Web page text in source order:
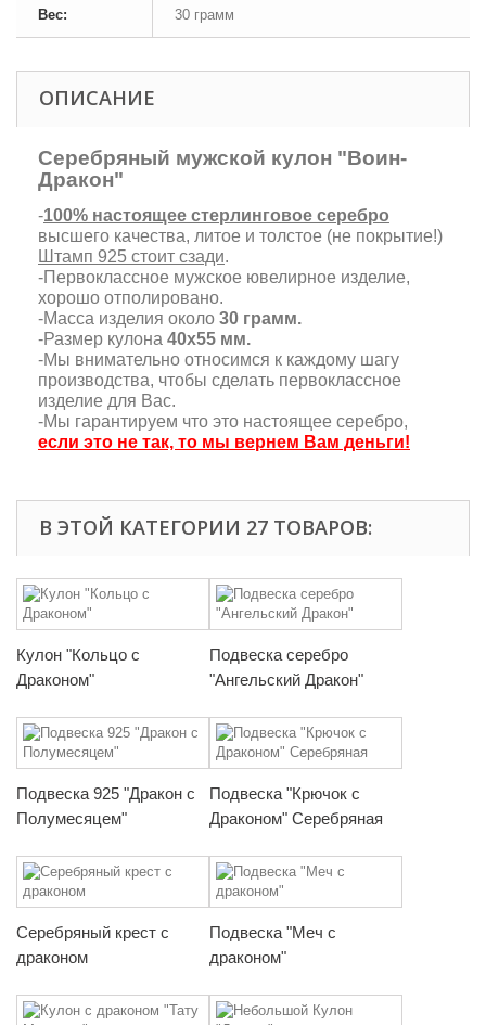
Вес: 30 грамм
ОПИСАНИЕ
Серебряный мужской кулон "Воин-
Дракон"
-100% настоящее стерлинговое серебро
высшего качества, литое и толстое (не покрытие!)
Штамп 925 стоит сзади.
-Первоклассное мужское ювелирное изделие,
хорошо отполировано.
-Масса изделия около 30 грамм.
-Размер кулона 40х55 мм.
-Мы внимательно относимся к каждому шагу
производства, чтобы сделать первоклассное
изделие для Вас.
-Мы гарантируем что это настоящее серебро,
если это не так, то мы вернем Вам деньги!
В ЭТОЙ КАТЕГОРИИ 27 ТОВАРОВ:
Кулон "Кольцо с
Драконом"
Подвеска серебро
"Ангельский Дракон"
Подвеска 925 "Дракон с
Полумесяцем"
Подвеска "Крючок с
Драконом" Серебряная
Серебряный крест с
драконом
Подвеска "Меч с
драконом"